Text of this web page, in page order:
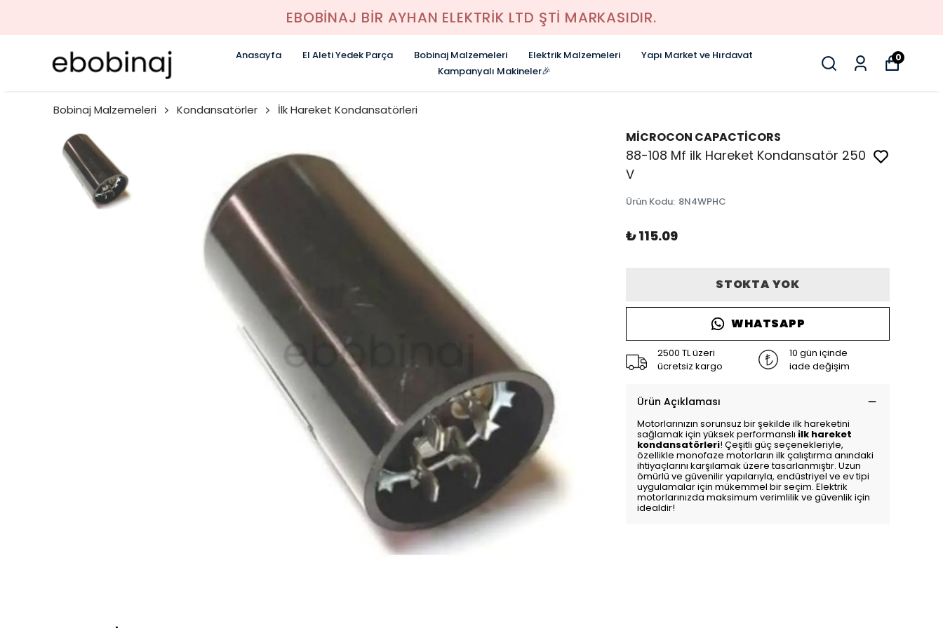
EBOBİNAJ BİR AYHAN ELEKTRİK LTD ŞTİ MARKASIDIR.
Anasayfa El Aleti Yedek Parça Bobinaj Malzemeleri Elektrik Malzemeleri
Yapı Market ve Hırdavat
Kampanyalı Makineler🎉
0
Bobinaj Malzemeleri Kondansatörler İlk Hareket Kondansatörleri
MİCROCON CAPACTİCORS
88-108 Mf ilk Hareket Kondansatör 250
V
Ürün Kodu: 8N4WPHC
₺ 115.09
STOKTA YOK
WHATSAPP
2500 TL üzeri
ücretsiz kargo
10 gün içinde
iade değişim
Ürün Açıklaması
Motorlarınızın sorunsuz bir şekilde ilk hareketini
sağlamak için yüksek performanslı ilk hareket
kondansatörleri! Çeşitli güç seçenekleriyle,
özellikle monofaze motorların ilk çalıştırma anındaki
ihtiyaçlarını karşılamak üzere tasarlanmıştır. Uzun
ömürlü ve güvenilir yapılarıyla, endüstriyel ve ev tipi
uygulamalar için mükemmel bir seçim. Elektrik
motorlarınızda maksimum verimlilik ve güvenlik için
idealdir!